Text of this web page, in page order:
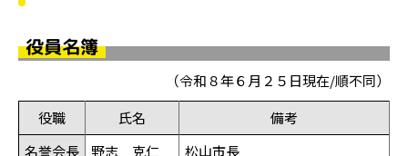
役員名簿
（令和８年６月２５日現在/順不同）
役職
氏名
備考
名誉会長
野志 克仁
松山市長